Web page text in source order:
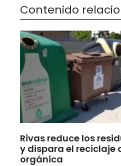
Contenido
Rivas reduce los
y dispara el reciclaje
orgánica